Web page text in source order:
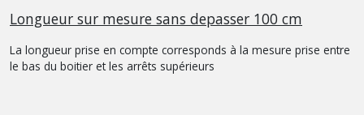
Longueur sur mesure sans depasser 100 cm
La longueur prise en compte corresponds à la mesure prise entre
le bas du boitier et les arrêts supérieurs